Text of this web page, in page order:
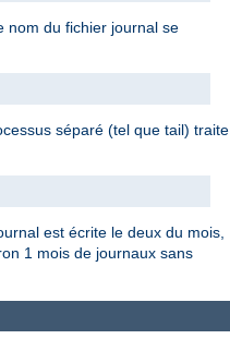
nom du fichier journal se
séparé (tel que tail) traite
est écrite le deux du mois,
1 mois de journaux sans